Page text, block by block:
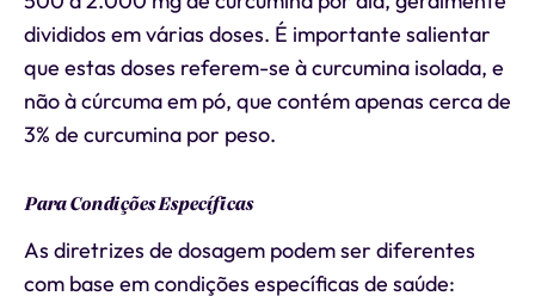
divididos em várias doses. É importante salientar
que estas doses referem-se à curcumina isolada, e
não à cúrcuma em pó, que contém apenas cerca de
3% de curcumina por peso.
Para Condições Específicas
As diretrizes de dosagem podem ser diferentes
com base em condições específicas de saúde: